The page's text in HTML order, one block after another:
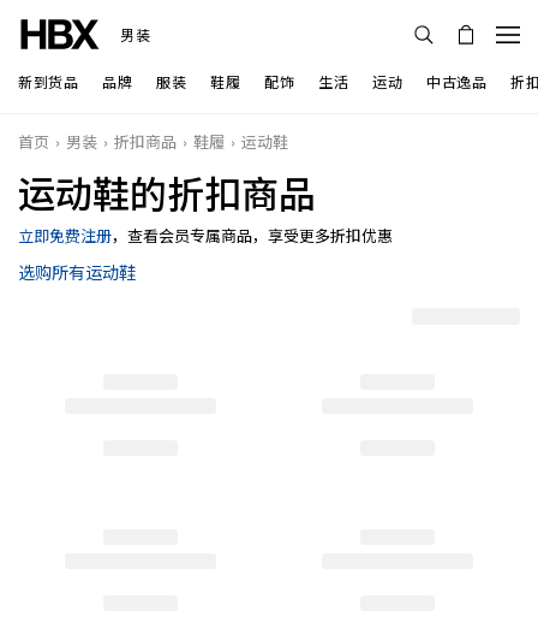
男装
新到货品 品牌 服装 鞋履 配饰 生活 运动 中古逸品 折
首页 男装 折扣商品 鞋履 运动鞋
运动鞋的折扣商品
立即免费注册，查看会员专属商品，享受更多折扣优惠
选购所有运动鞋